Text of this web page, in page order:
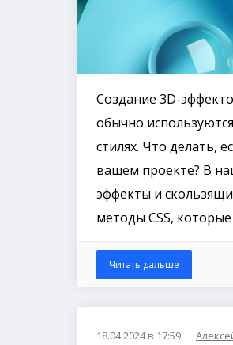
Создание 3D-
обычно
стилях. Что делать,
вашем проекте? В
эффекты и
методы CSS,
Читать дальше
18.04.2024 в 17:59